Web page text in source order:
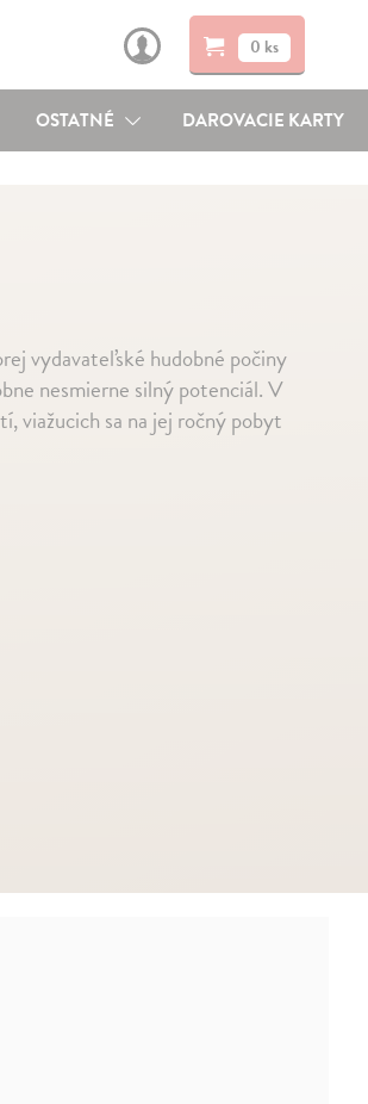
0 ks
OSTATNÉ DAROVACIE KARTY
vydavateľské hudobné počiny
nesmierne silný potenciál. V
viažucich sa na jej ročný pobyt